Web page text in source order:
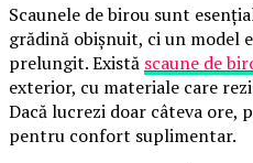
Scaunele de birou sunt
grădină obișnuit, ci un model
prelungit. Există scaune de
exterior, cu materiale care
Dacă lucrezi doar câteva ore,
pentru confort suplimentar.